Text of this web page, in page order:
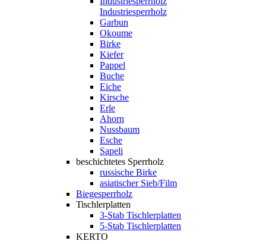
Industriesperrholz
Garbun
Okoume
Birke
Kiefer
Pappel
Buche
Eiche
Kirsche
Erle
Ahorn
Nussbaum
Esche
Sapeli
beschichtetes Sperrholz
russische Birke
asiatischer Sieb/Film
Biegesperrholz
Tischlerplatten
3-Stab Tischlerplatten
5-Stab Tischlerplatten
KERTO